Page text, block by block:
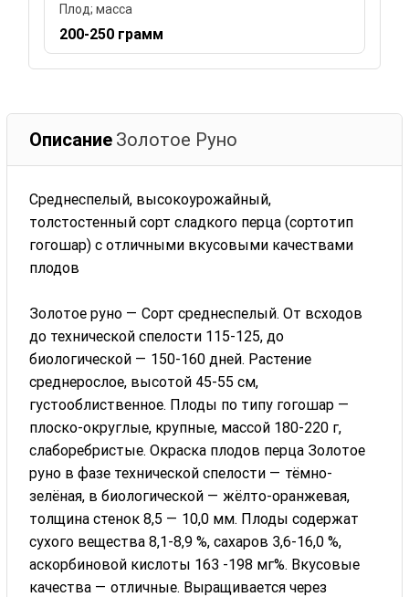
Плод; масса
200-250 грамм
Описание Золотое Руно
Среднеспелый, высокоурожайный,
толстостенный сорт сладкого перца (сортотип
гогошар) с отличными вкусовыми качествами
плодов
Золотое руно — Сорт среднеспелый. От всходов
до технической спелости 115-125, до
биологической — 150-160 дней. Растение
среднерослое, высотой 45-55 см,
густооблиственное. Плоды по типу гогошар —
плоско-округлые, крупные, массой 180-220 г,
слаборебристые. Окраска плодов перца Золотое
руно в фазе технической спелости — тёмно-
зелёная, в биологической — жёлто-оранжевая,
толщина стенок 8,5 — 10,0 мм. Плоды содержат
сухого вещества 8,1-8,9 %, сахаров 3,6-16,0 %,
аскорбиновой кислоты 163 -198 мг%. Вкусовые
качества — отличные. Выращивается через